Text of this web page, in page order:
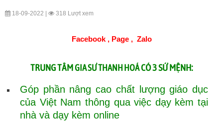
18-09-2022 | 318 Lượt xem
Facebook , Page, Zalo
TRUNG TÂMGIA SƯ THANH HOÁCÓ 3 SỨ MỆNH:
Góp phần nâng cao chất lượng giáo dục
của Việt Nam thông qua việc dạy kèm tại
nhà và dạy kèm online